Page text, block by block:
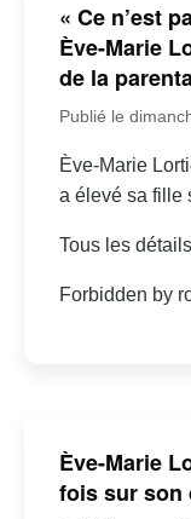
« Ce n’est
Ève-Marie
de la
Publié le
Ève-Marie
a élevé sa fille
Tous les
Forbidden by
Ève-Marie
fois sur son